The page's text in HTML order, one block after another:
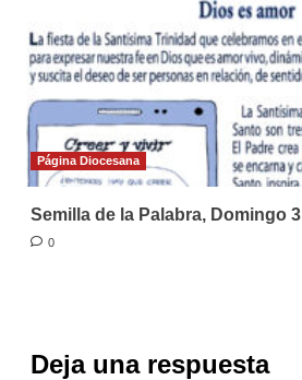
Página Diocesana
Semilla de la Palabra, Domingo
0
Deja una respuesta